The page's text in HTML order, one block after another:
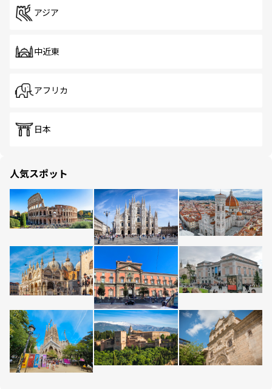
アジア
中近東
アフリカ
日本
人気スポット